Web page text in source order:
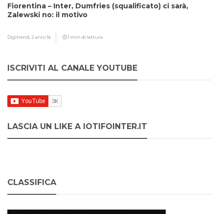
Fiorentina – Inter, Dumfries (squalificato) ci sarà,
Zalewski no: il motivo
Digitrend, 2 anni fa 1 min di lettura
ISCRIVITI AL CANALE YOUTUBE
LASCIA UN LIKE A IOTIFOINTER.IT
CLASSIFICA